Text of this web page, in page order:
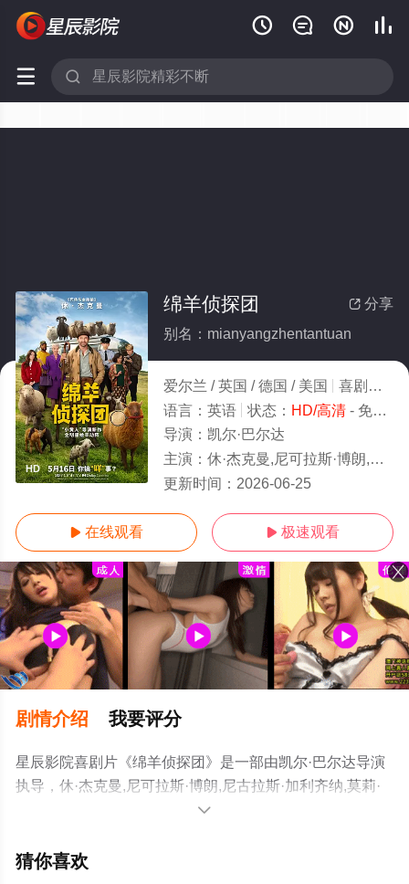
   
 
HD
 分享
绵羊侦探团
别名：mianyangzhentantuan
爱尔兰 / 英国 / 德国 / 美国 喜剧
语言： 英语 状态： HD/高清- 免费在线观看
导演： 凯尔·巴尔达
主演： 休·杰克曼,尼可拉斯·博朗,尼古拉斯·加利齐纳,莫莉·戈登,茱莉亚·路易斯-德瑞弗斯,克里斯·奥多德,布莱恩
更新时间： 2026-06-25
 在线观看  极速观看
剧情介绍 我要评分
星辰影院喜剧片《绵羊侦探团》是一部由凯尔·巴尔达导演
执导，休·杰克曼,尼可拉斯·博朗,尼古拉斯·加利齐纳,莫莉·
戈登,茱莉亚·路易斯-德瑞弗斯,克里斯·奥多德,布莱恩·克兰
比,布雷特·戈德斯坦,艾玛·汤普森,周洪,康勒斯·希尔,托辛·科

猜你喜欢